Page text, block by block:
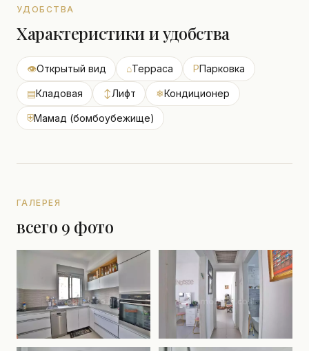
УДОБСТВА
Характеристики и удобства
👁Открытый вид ⌂Терраса PПарковка
▤Кладовая ↕Лифт ❄Кондиционер
⛨Мамад (бомбоубежище)
ГАЛЕРЕЯ
всего 9 фото